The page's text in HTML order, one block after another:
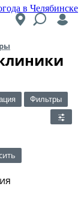
в Челябинске
Фильтры